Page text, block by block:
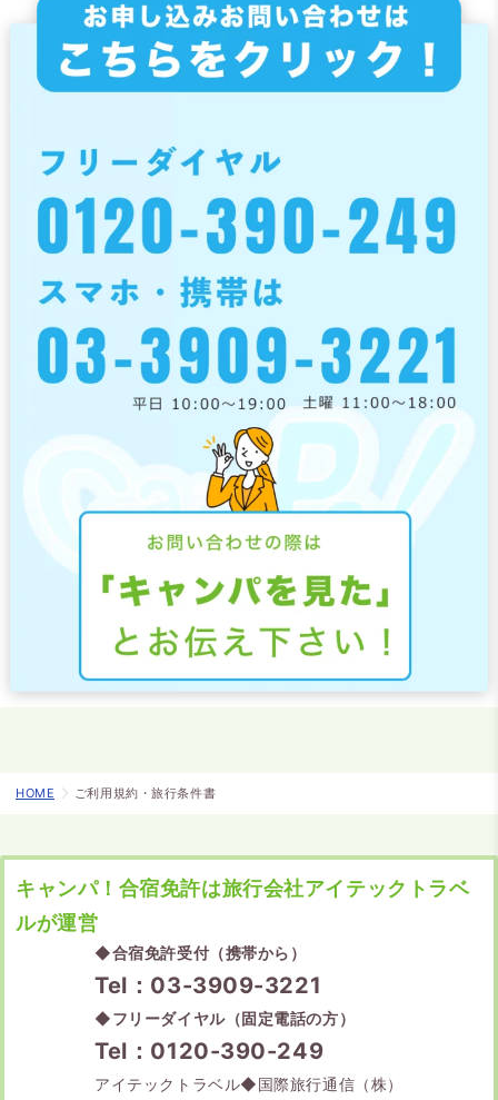
HOME ご利用規約・旅行条件書
キャンパ！合宿免許は旅行会社アイテックトラベ
ルが運営
◆合宿免許受付（携帯から）
Tel：03-3909-3221
◆フリーダイヤル（固定電話の方）
Tel：0120-390-249
アイテックトラベル◆国際旅行通信（株）